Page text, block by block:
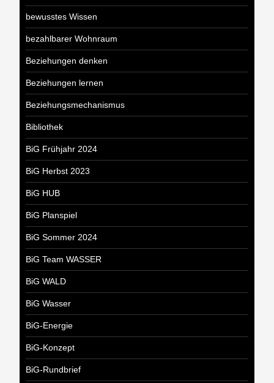
bewusstes Wissen
bezahlbarer Wohnraum
Beziehungen denken
Beziehungen lernen
Beziehungsmechanismus
Bibliothek
BiG Frühjahr 2024
BiG Herbst 2023
BiG HUB
BiG Planspiel
BiG Sommer 2024
BiG Team WASSER
BiG WALD
BiG Wasser
BiG-Energie
BiG-Konzept
BiG-Rundbrief